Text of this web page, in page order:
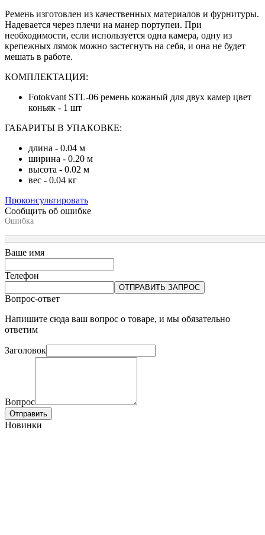
Ремень изготовлен из качественных материалов и фурнитуры.
Надевается через плечи на манер портупеи. При
необходимости, если используется одна камера, одну из
крепежных лямок можно застегнуть на себя, и она не будет
мешать в работе.
КОМПЛЕКТАЦИЯ:
Fotokvant STL-06 ремень кожаный для двух камер цвет
коньяк - 1 шт
ГАБАРИТЫ В УПАКОВКЕ:
длина - 0.04 м
ширина - 0.20 м
высота - 0.02 м
вес - 0.04 кг
Проконсультировать
Сообщить об ошибке
Ошибка
Ваше имя
Телефон
ОТПРАВИТЬ ЗАПРОС
Вопрос-ответ
Напишите сюда ваш вопрос о товаре, и мы обязательно
ответим
Заголовок
Вопрос
Отправить
Новинки